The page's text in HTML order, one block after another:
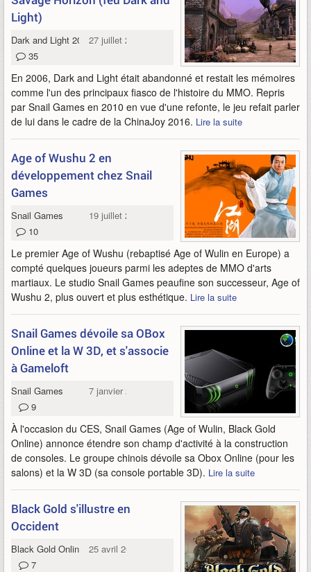
Light)
Dark and Light 201627 juillet 2016
35
En 2006, Dark and Light était abandonné et restait les mémoires
comme l'un des principaux fiasco de l'histoire du MMO. Repris
par Snail Games en 2010 en vue d'une refonte, le jeu refait parler
de lui dans le cadre de la ChinaJoy 2016. Lire la suite
Age of Wushu 2 en
développement chez Snail
Games
Snail Games
19 juillet 2016
10
Le premier Age of Wushu (rebaptisé Age of Wulin en Europe) a
compté quelques joueurs parmi les adeptes de MMO d'arts
martiaux. Le studio Snail Games peaufine son successeur, Age of
Wushu 2, plus ouvert et plus esthétique. Lire la suite
Snail Games dévoile sa OBox
Online et la W 3D, et s'associe
à Gameloft
Snail Games
7 janvier 2015
9
À l'occasion du CES, Snail Games (Age of Wulin, Black Gold
Online) annonce étendre son champ d'activité à la construction
de consoles. Le groupe chinois dévoile sa Obox Online (pour les
salons) et la W 3D (sa console portable 3D). Lire la suite
Black Gold s'illustre en
Occident
Black Gold Online
25 avril 2013
7